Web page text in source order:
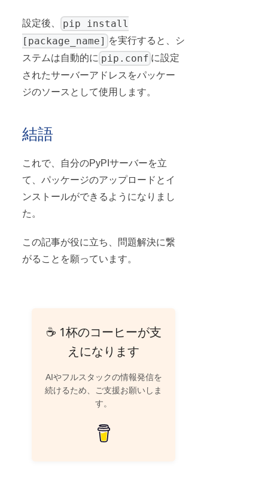
設定後、
pip install
[package_name] を実行すると、シ
ステムは自動的に pip.conf に設定
されたサーバーアドレスをパッケー
ジのソースとして使用します。
結語
これで、自分のPyPIサーバーを立
て、パッケージのアップロードとイ
ンストールができるようになりまし
た。
この記事が役に立ち、問題解決に繋
がることを願っています。
☕ 1杯のコーヒーが支
えになります
AIやフルスタックの情報発信を
続けるため、ご支援お願いしま
す。